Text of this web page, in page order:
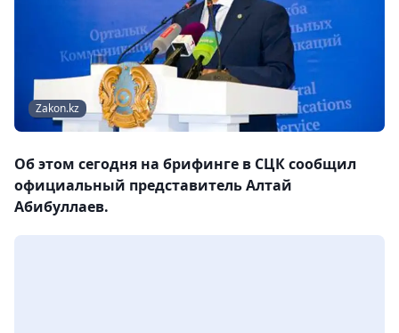
Zakon.kz
Об этом сегодня на брифинге в СЦК сообщил
официальный представитель Алтай
Абибуллаев.